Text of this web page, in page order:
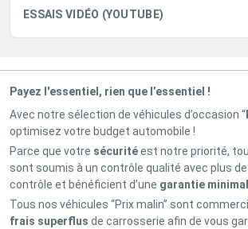
ESSAIS VIDÉO (YOUTUBE)
Payez l'essentiel, rien que l’essentiel !
Avec notre sélection de véhicules d’occasion “
optimisez votre budget automobile !
Parce que votre sécuritéest notre priorité,
sont soumis à un contrôle qualité avec plus
contrôle et bénéficient d’une garantie
Tous nos véhicules “Prix malin” sont
frais superflus de carrosserie afin de vous